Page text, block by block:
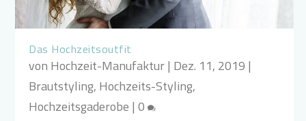
Das Hochzeitsoutfit
von Hochzeit-Manufaktur| Dez. 11, 2019 |
Brautstyling, Hochzeits-Styling,
Hochzeitsgaderobe |0